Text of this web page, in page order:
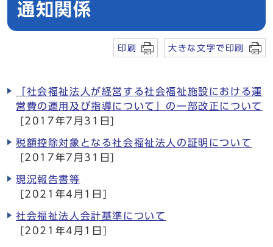
通知関係
印刷 大きな文字で印刷
「社会福祉法人が経営する社会福祉施設における運
営費の運用及び指導について」の一部改正について
[2017年7月31日]
税額控除対象となる社会福祉法人の証明について
[2017年7月31日]
現況報告書等
[2021年4月1日]
社会福祉法人会計基準について
[2021年4月1日]